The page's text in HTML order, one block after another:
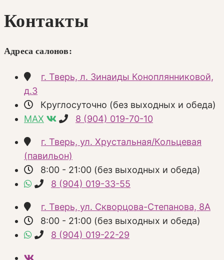
Контакты
Адреса салонов:
г. Тверь, л. Зинаиды Коноплянниковой,
д.3
Круглосуточно (без выходных и обеда)
MAX
8 (904) 019-70-10
г. Тверь, ул. Хрустальная/Кольцевая
(павильон)
8:00 - 21:00 (без выходных и обеда)
8 (904) 019-33-55
г. Тверь, ул. Скворцова-Степанова, 8А
8:00 - 21:00 (без выходных и обеда)
8 (904) 019-22-29